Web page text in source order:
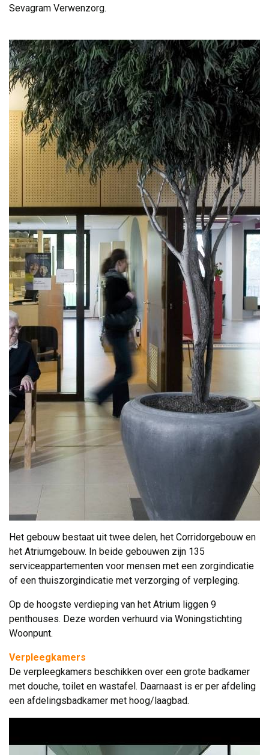
Sevagram Verwenzorg.
Het gebouw bestaat uit twee delen, het Corridorgebouw en
het Atriumgebouw. In beide gebouwen zijn 135
serviceappartementen voor mensen met een zorgindicatie
of een thuiszorgindicatie met verzorging of verpleging.
Op de hoogste verdieping van het Atrium liggen 9
penthouses. Deze worden verhuurd via Woningstichting
Woonpunt.
Verpleegkamers
De verpleegkamers beschikken over een grote badkamer
met douche, toilet en wastafel. Daarnaast is er per afdeling
een afdelingsbadkamer met hoog/laagbad.